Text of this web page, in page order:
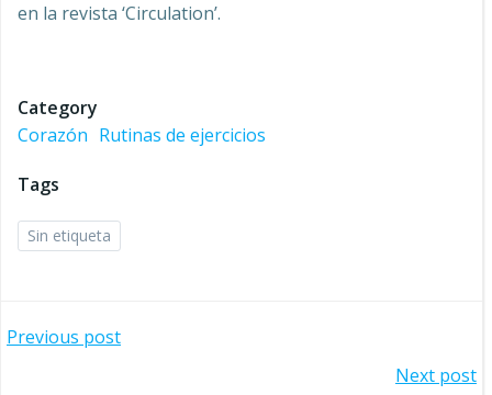
en la revista ‘Circulation’.
Category
Corazón Rutinas de ejercicios
Tags
Sin etiqueta
Navegación
Previous post
Next post